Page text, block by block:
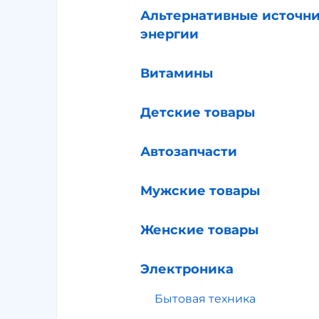
Альтернативные
энергии
Витамины
Детские товары
Автозапчасти
Мужские товары
Женские товары
Электроника
Бытовая техника